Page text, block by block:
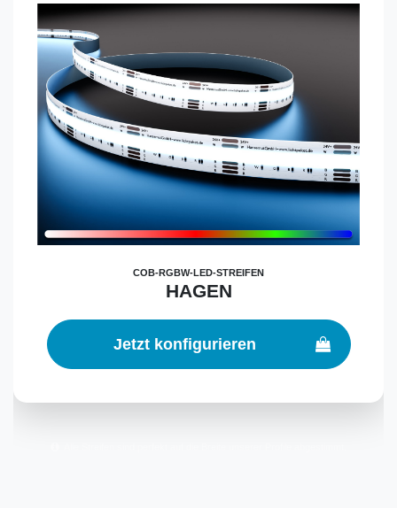
COB-RGBW-LED-STREIFEN
HAGEN
Jetzt konfigurieren